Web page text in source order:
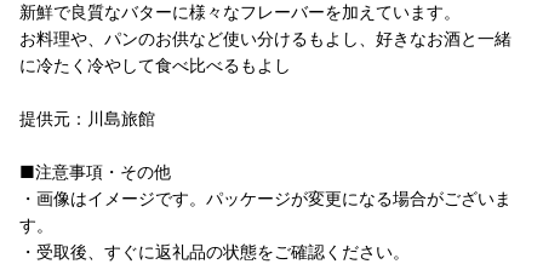
新鮮で良質なバターに様々なフレーバーを加えています。
お料理や、パンのお供など使い分けるもよし、好きなお酒と一緒
に冷たく冷やして食べ比べるもよし
提供元：川島旅館
■注意事項・その他
・画像はイメージです。パッケージが変更になる場合がございま
す。
・受取後、すぐに返礼品の状態をご確認ください。